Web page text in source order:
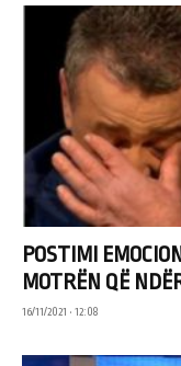
POSTIMI
MOTRËN QË
16/11/2021 • 12:08